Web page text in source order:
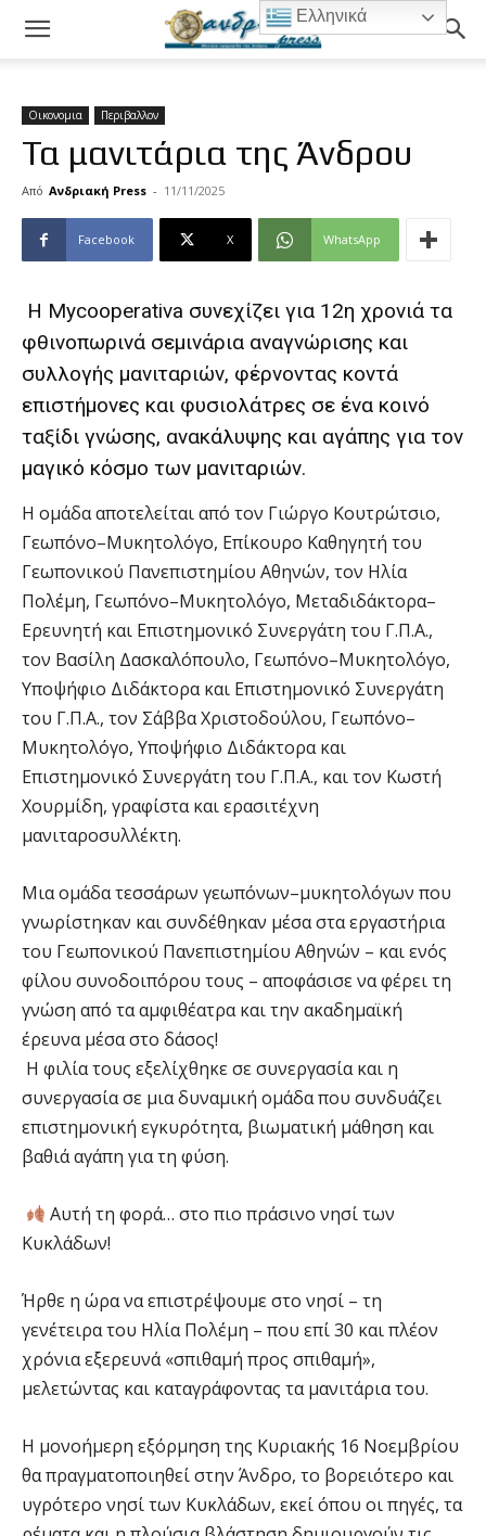
Οικονομια Περιβαλλον
Τα μανιτάρια της Άνδρου
Από Ανδριακή Press - 11/11/2025
Facebook X WhatsApp
Η Mycooperativa συνεχίζει για 12η χρονιά τα
φθινοπωρινά σεμινάρια αναγνώρισης και
συλλογής μανιταριών, φέρνοντας κοντά
επιστήμονες και φυσιολάτρες σε ένα κοινό
ταξίδι γνώσης, ανακάλυψης και αγάπης για τον
μαγικό κόσμο των μανιταριών.
Η ομάδα αποτελείται από τον Γιώργο Κουτρώτσιο,
Γεωπόνο–Μυκητολόγο, Επίκουρο Καθηγητή του
Γεωπονικού Πανεπιστημίου Αθηνών, τον Ηλία
Πολέμη, Γεωπόνο–Μυκητολόγο, Μεταδιδάκτορα–
Ερευνητή και Επιστημονικό Συνεργάτη του Γ.Π.Α.,
τον Βασίλη Δασκαλόπουλο, Γεωπόνο–Μυκητολόγο,
Υποψήφιο Διδάκτορα και Επιστημονικό Συνεργάτη
του Γ.Π.Α., τον Σάββα Χριστοδούλου, Γεωπόνο–
Μυκητολόγο, Υποψήφιο Διδάκτορα και
Επιστημονικό Συνεργάτη του Γ.Π.Α., και τον Κωστή
Χουρμίδη, γραφίστα και ερασιτέχνη
μανιταροσυλλέκτη.
Μια ομάδα τεσσάρων γεωπόνων–μυκητολόγων που
γνωρίστηκαν και συνδέθηκαν μέσα στα εργαστήρια
του Γεωπονικού Πανεπιστημίου Αθηνών – και ενός
φίλου συνοδοιπόρου τους – αποφάσισε να φέρει τη
γνώση από τα αμφιθέατρα και την ακαδημαϊκή
έρευνα μέσα στο δάσος!
Η φιλία τους εξελίχθηκε σε συνεργασία και η
συνεργασία σε μια δυναμική ομάδα που συνδυάζει
επιστημονική εγκυρότητα, βιωματική μάθηση και
βαθιά αγάπη για τη φύση.
Αυτή τη φορά… στο πιο πράσινο νησί των
Κυκλάδων!
Ήρθε η ώρα να επιστρέψουμε στο νησί – τη
γενέτειρα του Ηλία Πολέμη – που επί 30 και πλέον
χρόνια εξερευνά «σπιθαμή προς σπιθαμή»,
μελετώντας και καταγράφοντας τα μανιτάρια του.
Η μονοήμερη εξόρμηση της Κυριακής 16 Νοεμβρίου
θα πραγματοποιηθεί στην Άνδρο, το βορειότερο και
υγρότερο νησί των Κυκλάδων, εκεί όπου οι πηγές, τα
Ελληνικά